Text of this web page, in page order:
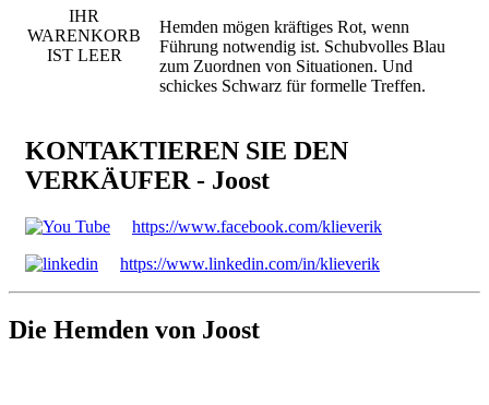
IHR
WARENKORB
IST LEER
Hemden mögen kräftiges Rot, wenn
Führung notwendig ist. Schubvolles Blau
zum Zuordnen von Situationen. Und
schickes Schwarz für formelle Treffen.
KONTAKTIEREN SIE DEN
VERKÄUFER - Joost
https://www.facebook.com/klieverik
https://www.linkedin.com/in/klieverik
Die Hemden von Joost